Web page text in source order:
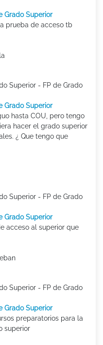
Grado Superior
prueba de acceso tb
Superior - FP de Grado
Grado Superior
hasta COU, pero tengo
hacer el grado superior
¿ Que tengo que
Superior - FP de Grado
Grado Superior
acceso al superior que
Superior - FP de Grado
Grado Superior
preparatorios para la
superior